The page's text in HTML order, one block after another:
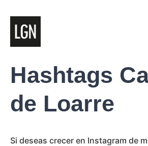
Hashtags
de Loarre
Si deseas crecer en Instagram de